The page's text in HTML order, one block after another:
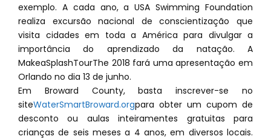
exemplo. A cada ano, a USA Swimming Foundation
realiza excursão nacional de conscientização que
visita cidades em toda a América para divulgar a
importância do aprendizado da natação. A
MakeaSplashTourThe 2018 fará uma apresentação em
Orlando no dia 13 de junho.
Em Broward County, basta inscrever-se no
siteWaterSmartBroward.orgpara obter um cupom de
desconto ou aulas inteiramentes gratuitas para
crianças de seis meses a 4 anos, em diversos locais.